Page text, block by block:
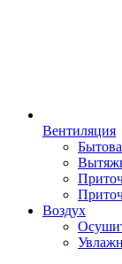
Вентиляция
Воздух